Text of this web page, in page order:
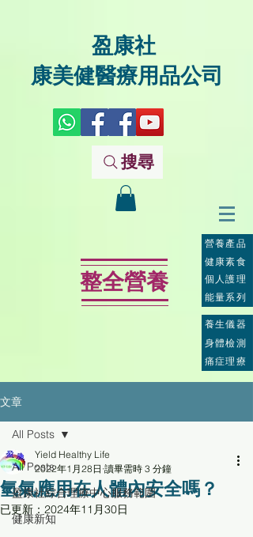
盈康社
康美健醫療用品公司
搜尋
整全營養
營養產品
個人護理
能量系列
健康素食
養生儀器
身體檢測
痛症理療
文章
All Posts
盈康社綜合理療中心服務範圍
健康新知
All Posts
氫氣應用在人體內安全嗎？
Yield Healthy Life
2022年1月28日 讀畢需時 3 分鐘
已更新： 2024年11月30日